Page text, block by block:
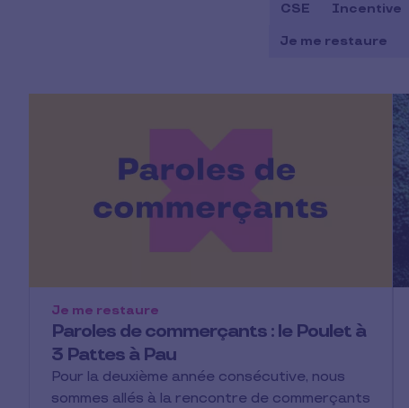
CSE Incentive
Je me restaure
Paroles de commerçants : le Poulet à
3 Pattes à Pau
Je me restaure
Pour la deuxième année consécutive, nous
sommes allés à la rencontre de commerçants